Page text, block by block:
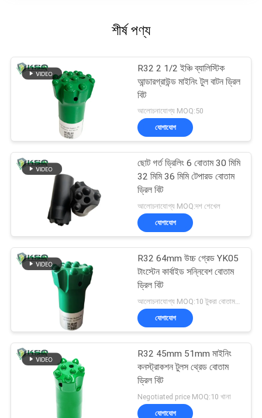
শীর্ষ পণ্য
R32 2 1/2 ইঞ্চি ব্যালিস্টিক
আন্ডারগ্রাউন্ড মাইনিং টুল বাটন ড্রিল
বিট
আলোচনাযোগ্য MOQ:50
যোগাযোগ
ছোট গর্ত ড্রিলিং 6 বোতাম 30 মিমি
32 মিমি 36 মিমি টেপারড বোতাম
ড্রিল বিট
আলোচনাযোগ্য MOQ:দশ শেখেল
যোগাযোগ
R32 64mm উচ্চ গ্রেড YK05
টাংস্টেন কার্বাইড সন্নিবেশ বোতাম
ড্রিল বিট
যোগাযোগ
R32 45mm 51mm মাইনিং
কনস্ট্রাকশন টুলস থ্রেড বোতাম
ড্রিল বিট
Negotiated price MOQ:10 খানা
যোগাযোগ